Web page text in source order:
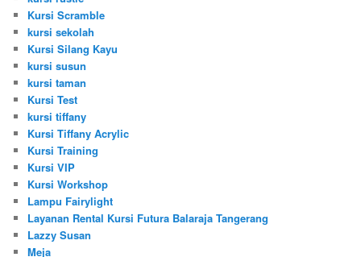
Kursi Scramble
kursi sekolah
Kursi Silang Kayu
kursi susun
kursi taman
Kursi Test
kursi tiffany
Kursi Tiffany Acrylic
Kursi Training
Kursi VIP
Kursi Workshop
Lampu Fairylight
Layanan Rental Kursi Futura Balaraja Tangerang
Lazzy Susan
Meja